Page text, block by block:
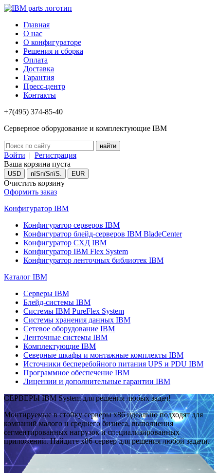
Главная
О нас
О конфигураторе
Решения и сборка
Оплата
Доставка
Гарантия
Пресс-центр
Контакты
+7(495) 374-85-40
Серверное оборудование и комплектующие IBM
Войти | Регистрация
Ваша корзина пуста
USD пїЅпїЅпїЅ. EUR
Очистить корзину
Оформить заказ
Конфигуратор IBM
Конфигуратор серверов IBM
Конфигуратор блейд-серверов IBM BladeCenter
Конфигуратор СХД IBM
Конфигуратор IBM Flex System
Конфигуратор ленточных библиотек IBM
Каталог IBM
Серверы IBM
Блейд-системы IBM
Системы IBM PureFlex System
Системы хранения данных IBM
Сетевое оборудование IBM
Ленточные системы IBM
Комплектующие IBM
Северные шкафы и монтажные комплекты IBM
Источники бесперебойного питания UPS и PDU IBM
Программное обеспечение IBM
Лицензии и дополнительные гарантии IBM
СЕРВЕРЫ IBM System для решения любых задач!
Монтируемые в стойку серверы x86 идеально подходят для
компаний малого и среднего бизнеса, выполнения
сегментированных нагрузок и специализированных
приложений. Найдите x86-сервер для решения любой задачи.